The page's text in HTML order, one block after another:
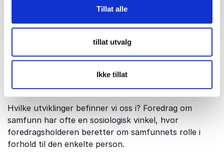
Tillat alle
tillat utvalg
Ikke tillat
Om emnet: Samfunn
Foredrag om samfunn er en bred vifte. Betegnelsen
dekker over emner som eksempelvis samfunnsmessig
politikk og samfunnshistorie, hvor vår nåtid ses i
Hvilke utviklinger befinner vi oss i? Foredrag om
samfunn har ofte en sosiologisk vinkel, hvor
foredragsholderen beretter om samfunnets rolle i
forhold til den enkelte person.